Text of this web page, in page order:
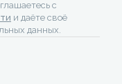
с
и даёте своё
данных.